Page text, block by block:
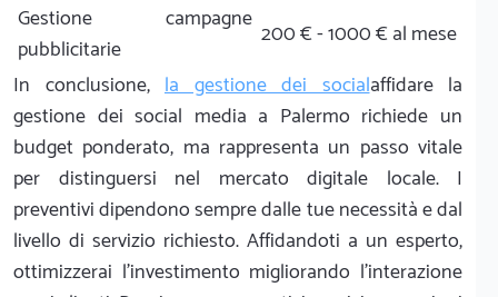
Gestione campagne
pubblicitarie
200 € - 1000 € al mese
In conclusione, la gestione dei socialaffidare la
gestione dei social media a Palermo richiede un
budget ponderato, ma rappresenta un passo vitale
per distinguersi nel mercato digitale locale. I
preventivi dipendono sempre dalle tue necessità e dal
livello di servizio richiesto. Affidandoti a un esperto,
ottimizzerai l'investimento migliorando l'interazione